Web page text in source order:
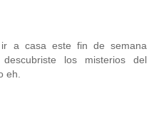
a casa este fin de semana
los misterios del
eh.